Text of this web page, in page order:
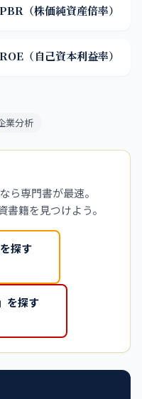
PBR（株価純資産倍率）
ROE（自己資本利益率）
業分析
ら専門書が最速。
籍を見つけよう。
探す
を探す